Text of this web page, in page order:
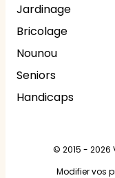
Jardinage
Bricolage
Nounou
Seniors
Handicaps
© 2015 - 2026
Modifier vos